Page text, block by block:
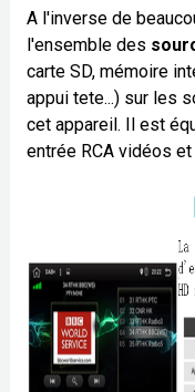
A l'inverse de
l'ensemble des
carte SD, mémoire
appui tete...) sur les
cet appareil. Il est
entrée RCA vidéos